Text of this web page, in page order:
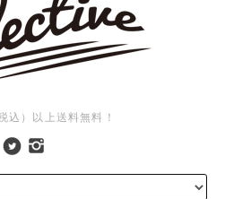
込）以上送料無料！